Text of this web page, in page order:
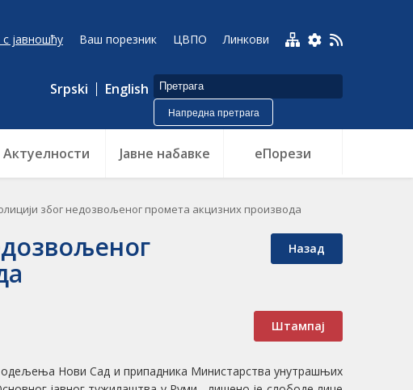
јавношћу Ваш порезник ЦВПО Линкови
Srpski English
Напредна претрага
Актуелности Jавне набавке еПорези
због недозвољеног промета акцизних производа
Назад
Штампај
одељења Нови Сад и припадника Министарства унутрашњих